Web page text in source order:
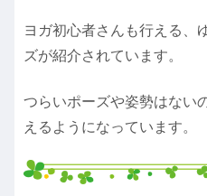
ヨガ初心者さんも行える、
ズが紹介されています。
つらいポーズや姿勢はない
えるようになっています。